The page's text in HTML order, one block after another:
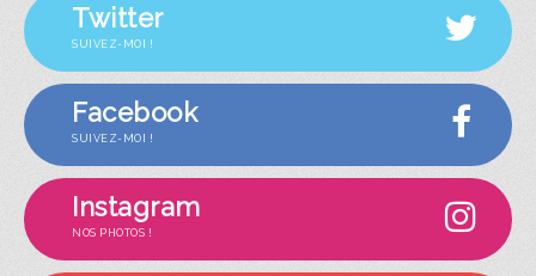
Twitter
SUIVEZ-MOI !
Facebook
SUIVEZ-MOI !
Instagram
NOS PHOTOS !